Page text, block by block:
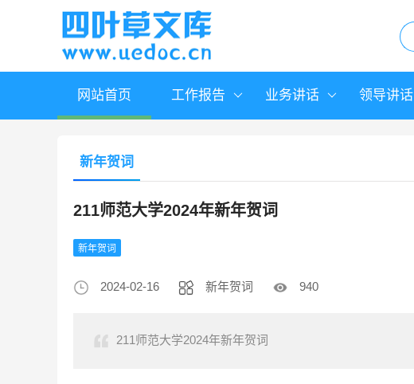
网站首页 工作报告 业务讲话 领导讲话
新年贺词
211师范大学2024年新年贺词
新年贺词
2024-02-16 新年贺词 940
211师范大学2024年新年贺词